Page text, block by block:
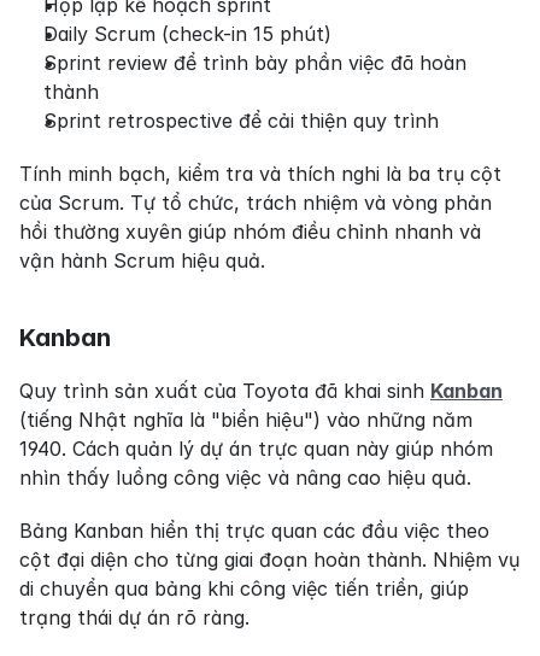
Daily Scrum (check-in 15 phút)
Sprint review để trình bày phần việc đã hoàn
thành
Sprint retrospective để cải thiện quy trình
Tính minh bạch, kiểm tra và thích nghi là ba trụ cột
của Scrum. Tự tổ chức, trách nhiệm và vòng phản
hồi thường xuyên giúp nhóm điều chỉnh nhanh và
vận hành Scrum hiệu quả.
Kanban
Quy trình sản xuất của Toyota đã khai sinh Kanban
(tiếng Nhật nghĩa là "biển hiệu") vào những năm
1940. Cách quản lý dự án trực quan này giúp nhóm
nhìn thấy luồng công việc và nâng cao hiệu quả.
Bảng Kanban hiển thị trực quan các đầu việc theo
cột đại diện cho từng giai đoạn hoàn thành. Nhiệm vụ
di chuyển qua bảng khi công việc tiến triển, giúp
trạng thái dự án rõ ràng.